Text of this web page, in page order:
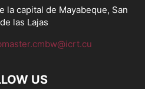
la capital de Mayabeque, San
las Lajas
US